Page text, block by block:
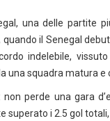
una delle partite
il Senegal
indelebile,
una squadra matura e
perde una gara
i 2.5 gol